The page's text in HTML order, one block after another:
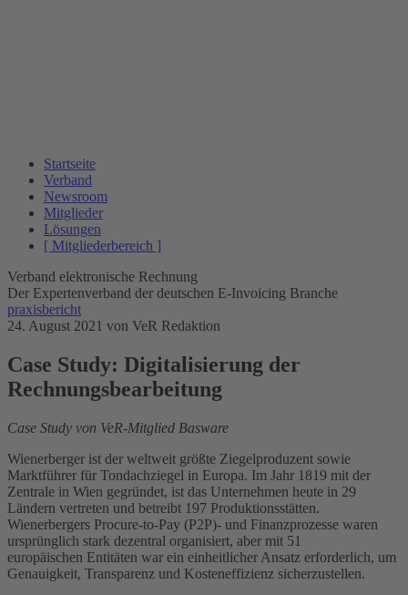
Startseite
Verband
Newsroom
Mitglieder
Lösungen
[ Mitgliederbereich ]
Verband elektronische Rechnung
Der Expertenverband der deutschen E-Invoicing Branche
praxisbericht
24. August 2021 von VeR Redaktion
Case Study: Digitalisierung der
Rechnungsbearbeitung
Case Study von VeR-Mitglied Basware
Wienerberger ist der weltweit größte Ziegelproduzent sowie
Marktführer für Tondachziegel in Europa. Im Jahr 1819 mit der
Zentrale in Wien gegründet, ist das Unternehmen heute in 29
Ländern vertreten und betreibt 197 Produktionsstätten.
Wienerbergers Procure-to-Pay (P2P)- und Finanzprozesse waren
ursprünglich stark dezentral organisiert, aber mit 51
europäischen Entitäten war ein einheitlicher Ansatz erforderlich, um
Genauigkeit, Transparenz und Kosteneffizienz sicherzustellen.